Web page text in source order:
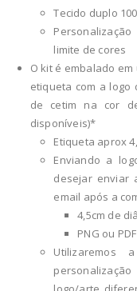
Tecido duplo
limite de cores
O kit é embalado
etiqueta com a logo
de cetim na cor
disponíveis)*
Etiqueta aprox
Enviando a
desejar enviar
email após a
4,5cm de
PNG ou
Utilizaremos